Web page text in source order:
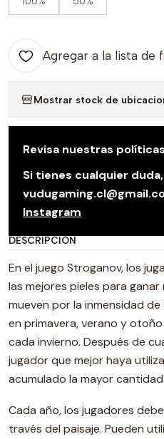
Agregar a la lista de
Mostrar stock de
Revisa nuestras
Si tienes cualquier
Instagram
DESCRIPCIÓN
En el juego Stroganov, los
las mejores pieles para
mueven por la inmensidad
en primavera, verano y
cada invierno. Después de
jugador que mejor haya
acumulado la mayor
Cada año, los jugadores
través del paisaje. Pueden